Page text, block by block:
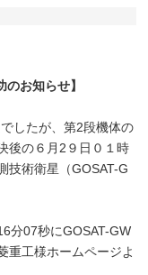
知らせ】
したが、第2段機体の
後の６月2９日０１時
技術衛星（GOSAT-G
分07秒にGOSAT-GW
重工様ホームページよ